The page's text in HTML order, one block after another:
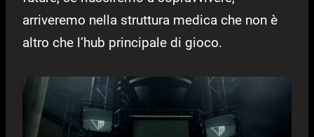
arriveremo nella struttura medica che non è
altro che l’hub principale di gioco.